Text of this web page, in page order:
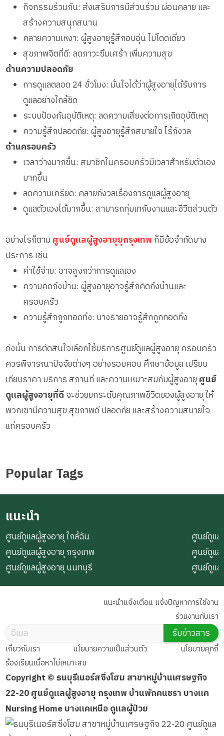
กิจกรรมร่วมกัน: ส่งเสริมการมีส่วนร่วม ผ่อนคลาย และ
สร้างความสนุกสนาน
คลายความเหงา: ผู้สูงอายุรู้สึกอบอุ่น ไม่โดดเดี่ยว
สุขภาพจิตที่ดี: ลดภาวะซึมเศร้า เพิ่มความสุข
ด้านความปลอดภัย
การดูแลตลอด 24 ชั่วโมง: มั่นใจได้ว่าผู้สูงอายุได้รับการ
ดูแลอย่างใกล้ชิด
ระบบป้องกันอุบัติเหตุ: ลดความเสี่ยงต่อการเกิดอุบัติเหตุ
ความรู้สึกปลอดภัย: ผู้สูงอายุรู้สึกสบายใจ ไร้กังวล
ด้านครอบครัว
เวลาว่างมากขึ้น: สมาชิกในครอบครัวมีเวลาสำหรับตัวเอง
มากขึ้น
ลดความเครียด: คลายกังวลเรื่องการดูแลผู้สูงอายุ
ดูแลตัวเองได้มากขึ้น: สามารถทุ่มเทกับงานและชีวิตส่วนตัว
อย่างไรก็ตาม ศูนย์ดูแลผู้สูงอายุยุกรุงเทพ ก็มีข้อจำกัดบาง
ประการ เช่น
ค่าใช้จ่าย: อาจสูงกว่าการดูแลเอง
ความคิดถึงบ้าน: ผู้สูงอายุอาจรู้สึกคิดถึงบ้านและ
ครอบครัว
ความรู้สึกถูกทอดทิ้ง: บางรายอาจรู้สึกถูกทอดทิ้ง
ดังนั้น การตัดสินใจเลือกใช้บริการศูนย์ดูแลผู้สูงอายุ ครอบครัว
ควรพิจารณาปัจจัยต่างๆ อย่างรอบคอบ ศึกษาข้อมูล เปรียบ
เทียบราคา บริการ สถานที่ และความเหมาะสมกับผู้สูงอายุศูนย์
ดูแลผู้สูงอายุที่ดีจะช่วยยกระดับคุณภาพชีวิตของผู้สูงอายุ ให้
พวกเขามีความสุข สุขภาพดี ปลอดภัย และสร้างความสบายใจ
แก่ครอบครัว
Popular Tags
แนะนำ
ศูนย์ดูแลผู้สูงอายุ ใกล้ฉัน
ศูนย์ดูแลผู้สูงอายุ กรุงเทพ
ศูนย์ดูแลผู้สูงอายุ นนทบุรี
ศูนย์ดูแ
ศูนย์ดูแ
ศูนย์ดูแ
Copyright © ธนบุรีเนอร์สซิ่งโฮม สาขาหมู่บ้านเศรษฐกิจ
22-20 ศูนย์ดูแลผู้สูงอายุ กรุงเทพ บ้านพักคนชรา บางแค
Nursing Home บางแคเหนือ ดูแลผู้ป่วย
เกี่ยวกับเรา นโยบายความเป็นส่วนตัว
นโยบายคุกกี้
ร้องเรียนเนื้อหาไม่เหมาะสม
แนะนำแจ้งเตือน แจ้งปัญหาการใช้งาน
ร่วมงานกับเรา
รับข่าวสาร